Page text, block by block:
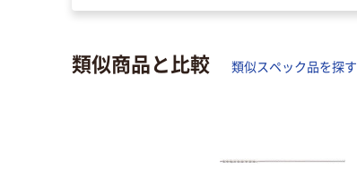
類似商品と比較 類似スペック品を探す